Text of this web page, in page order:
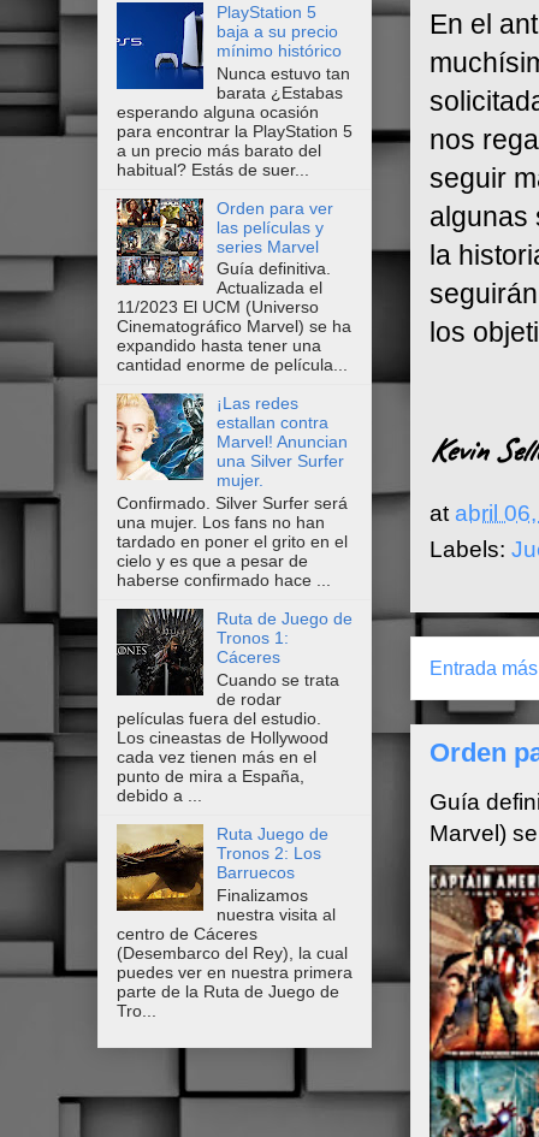
En el
nos
seguir
algunas
la
los
Kevin
at abril
Labels:
Entrada
Orden
Guía
Marvel)
PlayStation 5
baja a su precio
mínimo histórico
Nunca estuvo tan
barata ¿Estabas
esperando alguna ocasión
para encontrar la PlayStation 5
a un precio más barato del
habitual? Estás de suer...
Orden para ver
las películas y
series Marvel
Guía definitiva.
Actualizada el
11/2023 El UCM (Universo
Cinematográfico Marvel) se ha
expandido hasta tener una
cantidad enorme de película...
¡Las redes
estallan contra
Marvel! Anuncian
una Silver Surfer
mujer.
Confirmado. Silver Surfer será
una mujer. Los fans no han
tardado en poner el grito en el
cielo y es que a pesar de
haberse confirmado hace ...
Ruta de Juego de
Tronos 1:
Cáceres
Cuando se trata
de rodar
películas fuera del estudio.
Los cineastas de Hollywood
cada vez tienen más en el
punto de mira a España,
debido a ...
Ruta Juego de
Tronos 2: Los
Barruecos
Finalizamos
nuestra visita al
centro de Cáceres
(Desembarco del Rey), la cual
puedes ver en nuestra primera
parte de la Ruta de Juego de
Tro...